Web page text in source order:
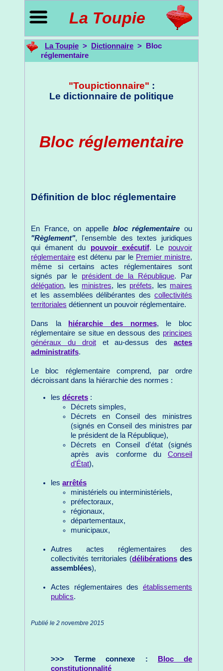
La Toupie
La Toupie > Dictionnaire > Bloc
réglementaire
"Toupictionnaire" :
Le dictionnaire de politique
Bloc réglementaire
Définition de bloc réglementaire
En France, on appelle bloc réglementaire ou
"Règlement", l'ensemble des textes juridiques
qui émanent du pouvoir exécutif. Le pouvoir
réglementaire est détenu par le Premier ministre,
même si certains actes réglementaires sont
signés par le président de la République. Par
délégation, les ministres, les préfets, les maires
et les assemblées délibérantes des collectivités
territoriales détiennent un pouvoir réglementaire.
Dans la hiérarchie des normes, le bloc
réglementaire se situe en dessous des principes
généraux du droitet au-dessus desactes
administratifs.
Le bloc réglementaire comprend, par ordre
décroissant dans la hiérarchie des normes :
les décrets :
Décrets simples,
Décrets en Conseil des ministres
(signés en Conseil des ministres par
le président de la République),
Décrets en Conseil d'état (signés
après avis conforme du Conseil
d'État),
les arrêtés
ministériels ou interministériels,
préfectoraux,
régionaux,
départementaux,
municipaux,
Autres actes réglementaires des
collectivités territoriales (délibérations des
assemblées),
Actes réglementaires des établissements
publics.
Publié le 2 novembre 2015
>>> Terme connexe :
Bloc de
constitutionnalité